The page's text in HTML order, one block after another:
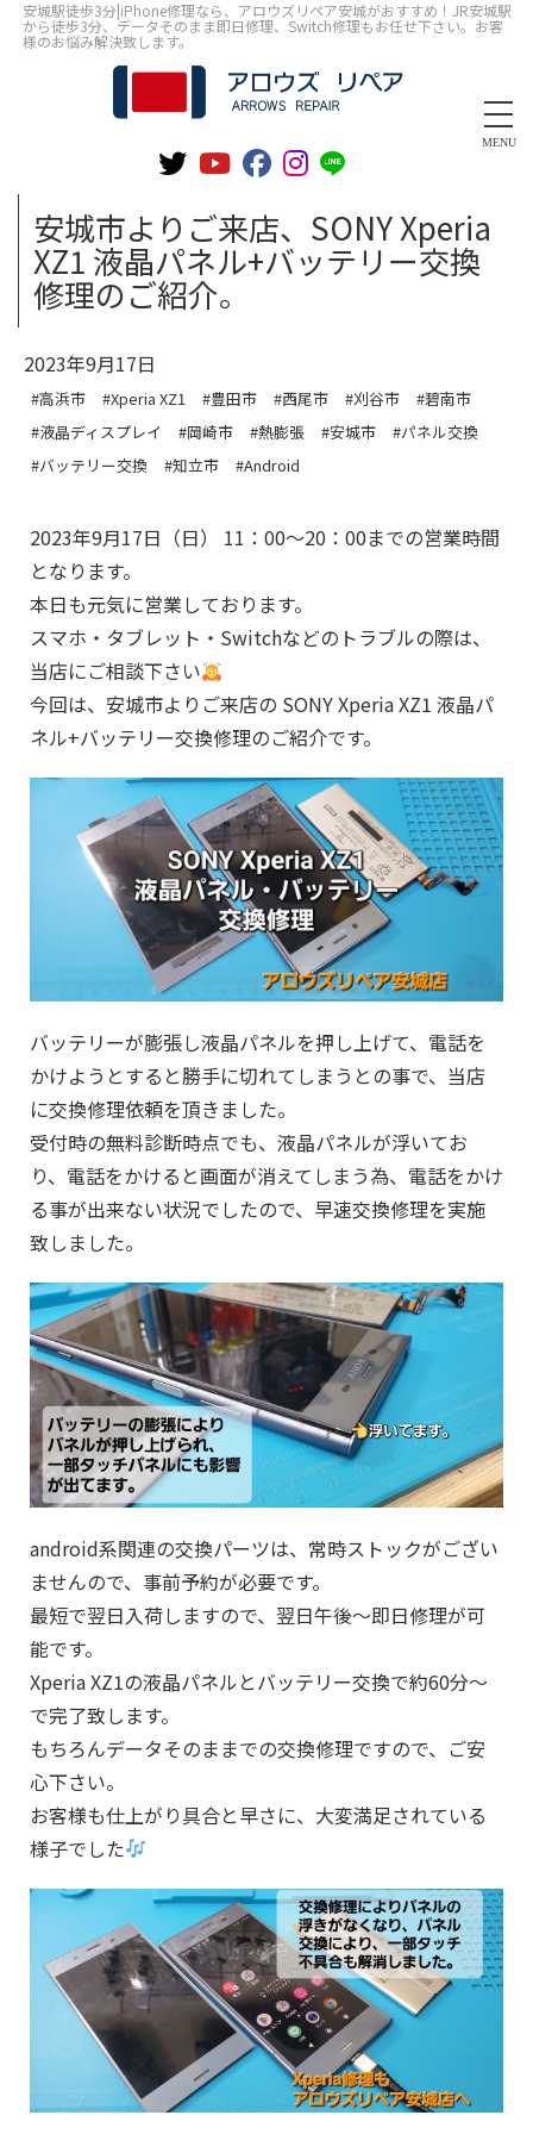
安城駅徒歩3分|iPhone修理なら、アロウズリペア安城がおすすめ！JR安城駅
から徒歩3分、データそのまま即日修理、Switch修理もお任せ下さい。お客
様のお悩み解決致します。
MENU
安城市よりご来店、SONY Xperia
XZ1 液晶パネル+バッテリー交換
修理のご紹介。
2023年9月17日
#高浜市 #Xperia XZ1 #豊田市 #西尾市 #刈谷市
#碧南市
#液晶ディスプレイ
#岡崎市 #熱膨張 #安城市
#パネル交換
#バッテリー交換
#知立市 #Android
2023年9月17日（日） 11：00～20：00までの営業時間
となります。
本日も元気に営業しております。
スマホ・タブレット・Switchなどのトラブルの際は、
当店にご相談下さい
今回は、安城市よりご来店の SONY Xperia XZ1 液晶パ
ネル+バッテリー交換修理のご紹介です。
バッテリーが膨張し液晶パネルを押し上げて、電話を
かけようとすると勝手に切れてしまうとの事で、当店
に交換修理依頼を頂きました。
受付時の無料診断時点でも、液晶パネルが浮いてお
り、電話をかけると画面が消えてしまう為、電話をかけ
る事が出来ない状況でしたので、早速交換修理を実施
致しました。
android系関連の交換パーツは、常時ストックがござい
ませんので、事前予約が必要です。
最短で翌日入荷しますので、翌日午後～即日修理が可
能です。
Xperia XZ1の液晶パネルとバッテリー交換で約60分～
で完了致します。
もちろんデータそのままでの交換修理ですので、ご安
心下さい。
お客様も仕上がり具合と早さに、大変満足されている
様子でした